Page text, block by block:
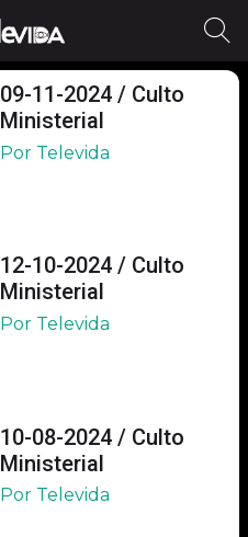
09-11-2024 / Culto
Ministerial
Por Televida
12-10-2024 / Culto
Ministerial
Por Televida
10-08-2024 / Culto
Ministerial
Por Televida